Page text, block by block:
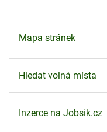
Mapa stránek
Hledat volná místa
Inzerce na Jobsik.cz